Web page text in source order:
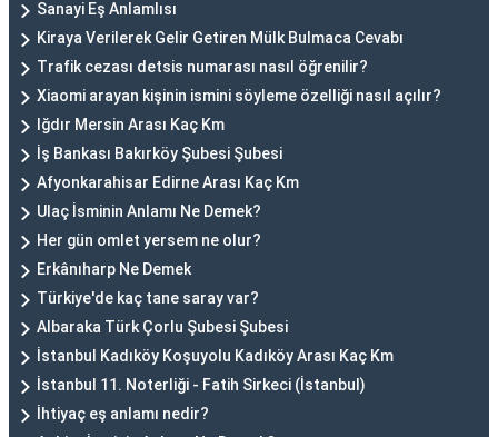
Sanayi Eş Anlamlısı
Kiraya Verilerek Gelir Getiren Mülk Bulmaca Cevabı
Trafik cezası detsis numarası nasıl öğrenilir?
Xiaomi arayan kişinin ismini söyleme özelliği nasıl açılır?
Iğdır Mersin Arası Kaç Km
İş Bankası Bakırköy Şubesi Şubesi
Afyonkarahisar Edirne Arası Kaç Km
Ulaç İsminin Anlamı Ne Demek?
Her gün omlet yersem ne olur?
Erkânıharp Ne Demek
Türkiye'de kaç tane saray var?
Albaraka Türk Çorlu Şubesi Şubesi
İstanbul Kadıköy Koşuyolu Kadıköy Arası Kaç Km
İstanbul 11. Noterliği - Fatih Sirkeci (İstanbul)
İhtiyaç eş anlamı nedir?